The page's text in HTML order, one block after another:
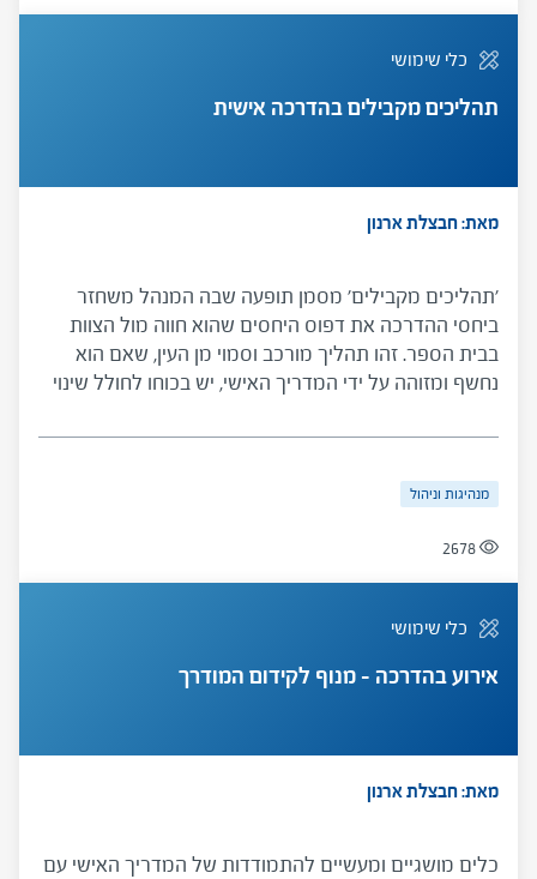
כלי שימושי
תהליכים מקבילים בהדרכה אישית
מאת: חבצלת ארנון
'תהליכים מקבילים' מסמן תופעה שבה המנהל משחזר
ביחסי ההדרכה את דפוס היחסים שהוא חווה מול הצוות
בבית הספר. זהו תהליך מורכב וסמוי מן העין, שאם הוא
נחשף ומזוהה על ידי המדריך האישי, יש בכוחו לחולל שינוי
מערכות היחסים והתפקוד של המדריך האישי והמנהל
מנהיגות וניהול
2678
כלי שימושי
אירוע בהדרכה – מנוף לקידום המודרך
מאת: חבצלת ארנון
כלים מושגיים ומעשיים להתמודדות של המדריך האישי עם